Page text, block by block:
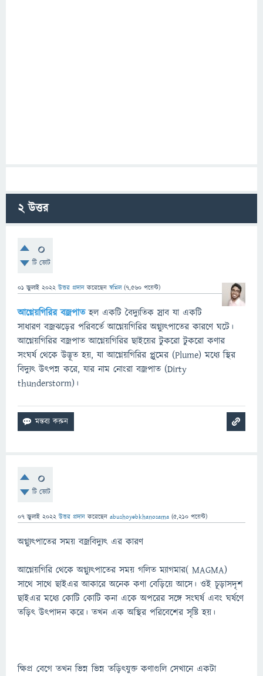
2উত্তর
0
টি ভোট
01 জুলাই 2022 উত্তর প্রদান করেছেনস্বপ্নিল (7,560 পয়েন্ট)
আগ্নেয়গিরির বজ্রপাতহল একটি বৈদ্যুতিক স্রাব যা একটি
সাধারণ বজ্রঝড়ের পরিবর্তে আগ্নেয়গিরির অগ্ন্যুৎপাতের কারণে ঘটে।
আগ্নেয়গিরির বজ্রপাত আগ্নেয়গিরির ছাইয়ের টুকরো টুকরো কণার
সংঘর্ষ থেকে উদ্ভূত হয়, যা আগ্নেয়গিরির প্লুমের (Plume) মধ্যে স্থির
বিদ্যুৎ উৎপন্ন করে, যার নাম নোংরা বজ্রপাত (Dirty
thunderstorm)।
0
টি ভোট
07 জুলাই 2022 উত্তর প্রদান করেছেন abushoyebkhanosama (5,210 পয়েন্ট)
অগ্ন্যুৎপাতের সময় বজ্রবিদ্যুৎ এর কারণ
আগ্নেয়গিরি থেকে অগ্ন্যুৎপাতের সময় গলিত ম্যাগমার( MAGMA)
সাথে সাথে ছাইএর আকারে অনেক কণা বেড়িয়ে আসে। ওই চূড়াসদৃশ
ছাইএর মধ্যে কোটি কোটি কনা একে অপরের সঙ্গে সংঘর্ষ এবং ঘর্ষণে
তড়িৎ উৎপাদন করে। তখন এক অস্থির পরিবেশের সৃষ্টি হয়।
ক্ষিপ্র বেগে তখন ভিন্ন ভিন্ন তড়িৎযুক্ত কণাগুলি সেখানে একটা